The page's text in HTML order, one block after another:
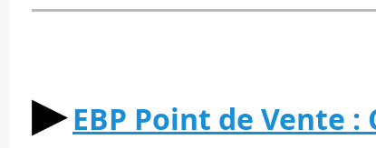
▶︎ EBP Point de Vente